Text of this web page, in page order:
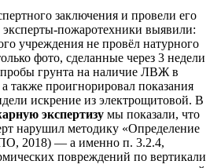
заключения и провели его
пожаротехники выявили:
учреждения не провёл натурного
фото, сделанные через 3 недели
пробы грунта на наличие ЛВЖ в
также проигнорировал показания
искрение из электрощитовой. В
экспертизу мы показали, что
нарушил методику «Определение
2018) — а именно п. 3.2.4,
повреждений по вертикали